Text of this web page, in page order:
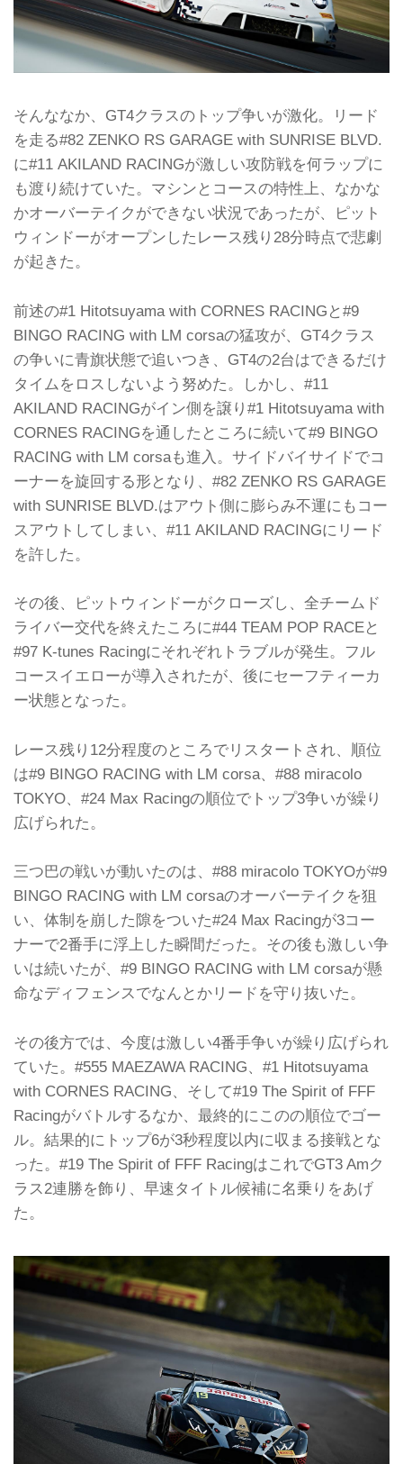
そんななか、GT4クラスのトップ争いが激化。リード
を走る#82 ZENKO RS GARAGE with SUNRISE BLVD.
に#11 AKILAND RACINGが激しい攻防戦を何ラップに
も渡り続けていた。マシンとコースの特性上、なかな
かオーバーテイクができない状況であったが、ピット
ウィンドーがオープンしたレース残り28分時点で悲劇
が起きた。
前述の#1 Hitotsuyama with CORNES RACINGと#9
BINGO RACING with LM corsaの猛攻が、GT4クラス
の争いに青旗状態で追いつき、GT4の2台はできるだけ
タイムをロスしないよう努めた。しかし、#11
AKILAND RACINGがイン側を譲り#1 Hitotsuyama with
CORNES RACINGを通したところに続いて#9 BINGO
RACING with LM corsaも進入。サイドバイサイドでコ
ーナーを旋回する形となり、#82 ZENKO RS GARAGE
with SUNRISE BLVD.はアウト側に膨らみ不運にもコー
スアウトしてしまい、#11 AKILAND RACINGにリード
を許した。
その後、ピットウィンドーがクローズし、全チームド
ライバー交代を終えたころに#44 TEAM POP RACEと
#97 K-tunes Racingにそれぞれトラブルが発生。フル
コースイエローが導入されたが、後にセーフティーカ
ー状態となった。
レース残り12分程度のところでリスタートされ、順位
は#9 BINGO RACING with LM corsa、#88 miracolo
TOKYO、#24 Max Racingの順位でトップ3争いが繰り
広げられた。
三つ巴の戦いが動いたのは、#88 miracolo TOKYOが#9
BINGO RACING with LM corsaのオーバーテイクを狙
い、体制を崩した隙をついた#24 Max Racingが3コー
ナーで2番手に浮上した瞬間だった。その後も激しい争
いは続いたが、#9 BINGO RACING with LM corsaが懸
命なディフェンスでなんとかリードを守り抜いた。
その後方では、今度は激しい4番手争いが繰り広げられ
ていた。#555 MAEZAWA RACING、#1 Hitotsuyama
with CORNES RACING、そして#19 The Spirit of FFF
Racingがバトルするなか、最終的にこのの順位でゴー
ル。結果的にトップ6が3秒程度以内に収まる接戦とな
った。#19 The Spirit of FFF RacingはこれでGT3 Amク
ラス2連勝を飾り、早速タイトル候補に名乗りをあげ
た。